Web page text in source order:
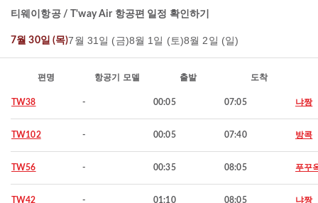
티웨이항공 / T'way Air 항공편 일정 확인하기
7월 30일 (목)7월 31일 (금)8월 1일 (토)8월 2일 (일)
편명 항공기 모델 출발 도착
TW38 - 00:05 07:05 냐짱
TW102 - 00:05 07:40 방콕
TW56 - 00:35 08:05 푸꾸
TW42 - 01:10 08:05 냐짱